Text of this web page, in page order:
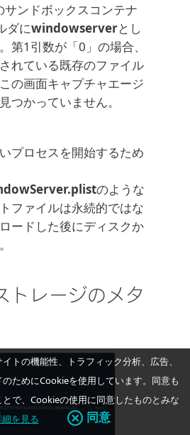
サンドボックスコンテナ
ダにwindowserverとし
第1引数が「0」の場合、
れている既存のファイル
の画面キャプチャエージ
つかっていません。
プロセスを開始するため
のような
ファイルは永続的ではな
ードした後にディスクか
トレージのメタ
トの機能性、トラフィック分析、広告、
ためにCookieを使用しています。同意も
で、Cookieの使用に同意したものとみな
を見る 同意